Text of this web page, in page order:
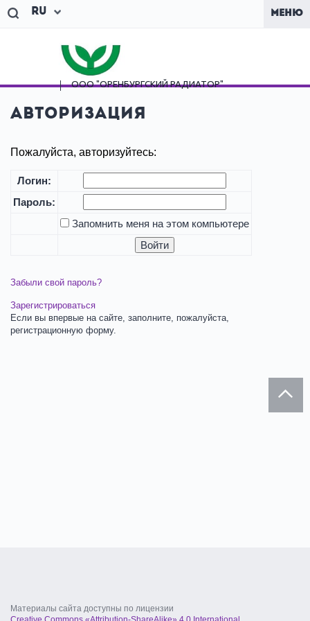
Ru МЕНЮ
ООО "ОРЕНБУРГСКИЙРАДИАТОР"
Авторизация
Пожалуйста, авторизуйтесь:
Логин:
Пароль:
Запомнить меня на этом компьютере
Забыли свой пароль?
Зарегистрироваться
Если вы впервые на сайте, заполните, пожалуйста,
регистрационную форму.
Материалы сайта доступны по лицензии